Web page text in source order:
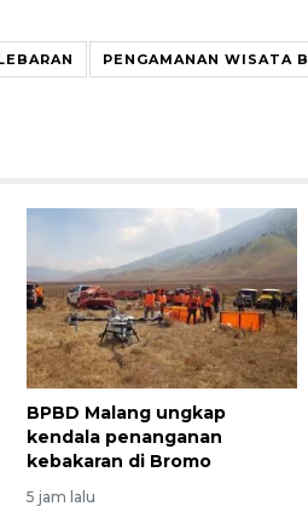
PENGAMANAN WISATA
BPBD Malang ungkap
kendala penanganan
kebakaran di Bromo
5 jam lalu